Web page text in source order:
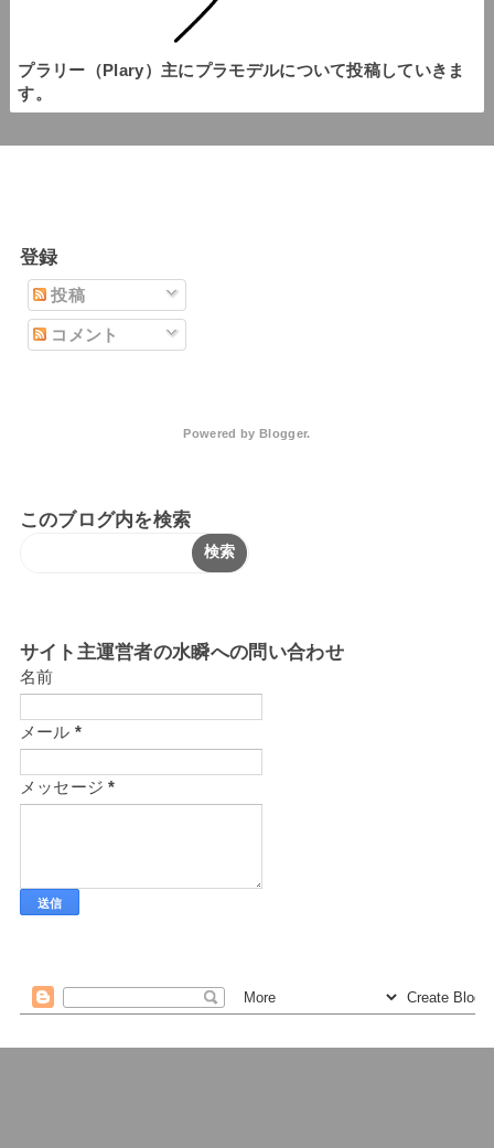
プラリー（Plary）主にプラモデルについて投稿していきま
す。
登録
投稿
コメント
Powered by Blogger.
このブログ内を検索
サイト主運営者の水瞬への問い合わせ
名前
メール *
メッセージ*